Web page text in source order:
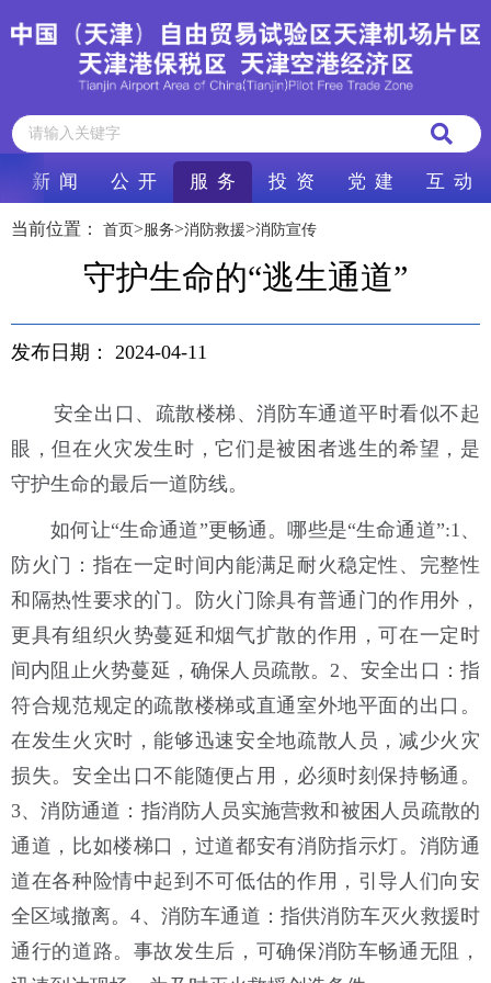
新 闻 公 开 服 务 投 资 党 建 互 动
当前位置： 首页>服务>消防救援>消防宣传
守护生命的“逃生通道”
发布日期： 2024-04-11
安全出口、疏散楼梯、消防车通道平时看似不起
眼，但在火灾发生时，它们是被困者逃生的希望，是
守护生命的最后一道防线。
如何让“生命通道”更畅通。哪些是“生命通道”:1、
防火门：指在一定时间内能满足耐火稳定性、完整性
和隔热性要求的门。防火门除具有普通门的作用外，
更具有组织火势蔓延和烟气扩散的作用，可在一定时
间内阻止火势蔓延，确保人员疏散。2、安全出口：指
符合规范规定的疏散楼梯或直通室外地平面的出口。
在发生火灾时，能够迅速安全地疏散人员，减少火灾
损失。安全出口不能随便占用，必须时刻保持畅通。
3、消防通道：指消防人员实施营救和被困人员疏散的
通道，比如楼梯口，过道都安有消防指示灯。消防通
道在各种险情中起到不可低估的作用，引导人们向安
全区域撤离。4、消防车通道：指供消防车灭火救援时
通行的道路。事故发生后，可确保消防车畅通无阻，